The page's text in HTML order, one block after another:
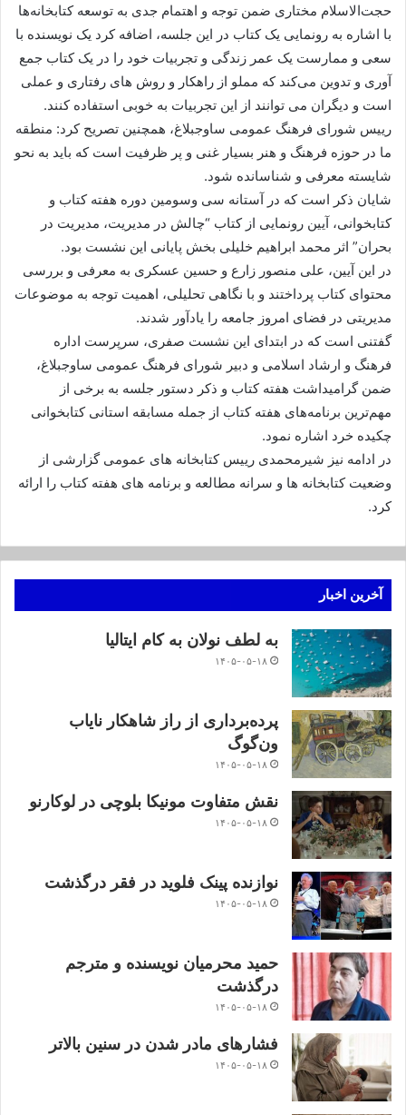
حجت‌الاسلام مختاری ضمن توجه و اهتمام جدی به توسعه کتابخانه‌ها
با اشاره به رونمایی یک کتاب در این جلسه، اضافه کرد یک نویسنده با
سعی و ممارست یک عمر زندگی و تجربیات خود را در یک کتاب جمع
آوری و تدوین می‌کند که مملو از راهکار و روش های رفتاری و عملی
است و دیگران می توانند از این تجربیات به خوبی استفاده کنند.
رییس شورای فرهنگ عمومی ساوجبلاغ، همچنین تصریح کرد: منطقه
ما در حوزه فرهنگ و هنر بسیار غنی و پر ظرفیت است که باید به نحو
شایسته معرفی و شناسانده شود.
شایان ذکر است که در آستانه سی ‌وسومین دوره هفته کتاب و
کتابخوانی، آیین رونمایی از کتاب “چالش در مدیریت، مدیریت در
بحران” اثر محمد ابراهیم خلیلی بخش پایانی این نشست بود.
در این آیین، علی منصور زارع و حسین عسکری به معرفی و بررسی
محتوای کتاب پرداختند و با نگاهی تحلیلی، اهمیت توجه به موضوعات
مدیریتی در فضای امروز جامعه را یادآور شدند.
گفتنی است که در ابتدای این نشست صفری، سرپرست اداره
فرهنگ و ارشاد اسلامی و دبیر شورای فرهنگ عمومی ساوجبلاغ،
ضمن گرامیداشت هفته کتاب و ذکر دستور جلسه به برخی از
مهم‌ترین برنامه‌های هفته کتاب از جمله مسابقه استانی کتابخوانی
چکیده خرد اشاره نمود.
در ادامه نیز شیرمحمدی رییس کتابخانه های عمومی گزارشی از
وضعیت کتابخانه ها و سرانه مطالعه و برنامه های هفته کتاب را ارائه
کرد.
آخرین اخبار
به لطف نولان به کام ایتالیا
۱۴۰۵-۰۵-۱۸
پرده‌برداری از راز شاهکار نایاب
ون‌گوگ
۱۴۰۵-۰۵-۱۸
نقش متفاوت مونیکا بلوچی در لوکارنو
۱۴۰۵-۰۵-۱۸
نوازنده پینک فلوید در فقر درگذشت
۱۴۰۵-۰۵-۱۸
حمید محرمیان نویسنده و مترجم
درگذشت
۱۴۰۵-۰۵-۱۸
فشارهای مادر شدن در سنین بالاتر
۱۴۰۵-۰۵-۱۸